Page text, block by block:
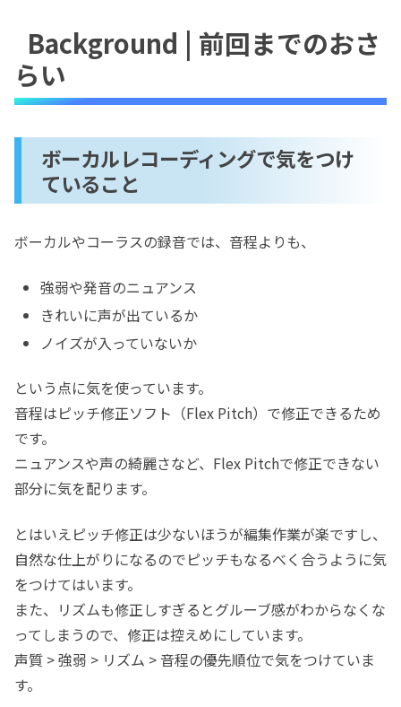
Background | 前回までのおさ
らい
ボーカルレコーディングで気をつけ
ていること
ボーカルやコーラスの録音では、音程よりも、
強弱や発音のニュアンス
きれいに声が出ているか
ノイズが入っていないか
という点に気を使っています。
音程はピッチ修正ソフト（Flex Pitch）で修正できるため
です。
ニュアンスや声の綺麗さなど、Flex Pitchで修正できない
部分に気を配ります。
とはいえピッチ修正は少ないほうが編集作業が楽ですし、
自然な仕上がりになるのでピッチもなるべく合うように気
をつけてはいます。
また、リズムも修正しすぎるとグルーブ感がわからなくな
ってしまうので、修正は控えめにしています。
声質 > 強弱 > リズム > 音程の優先順位で気をつけていま
す。